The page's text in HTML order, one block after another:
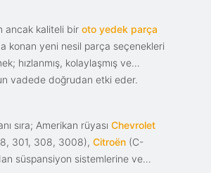
ancak kaliteli bir oto yedek parça
konan yeni nesil parça seçenekleri
hızlanmış, kolaylaşmış ve
vadede doğrudan etki eder.
sıra; Amerikan rüyası Chevrolet
301, 308, 3008), Citroën (C-
süspansiyon sistemlerine ve